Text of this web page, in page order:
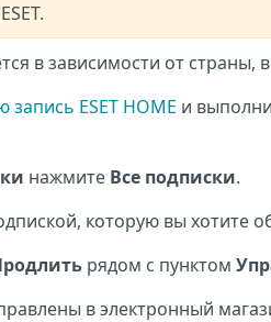
в зависимости от страны,
ESET HOME и
нажмите Все подписки.
которую вы хотите
рядом с пунктом
в электронный